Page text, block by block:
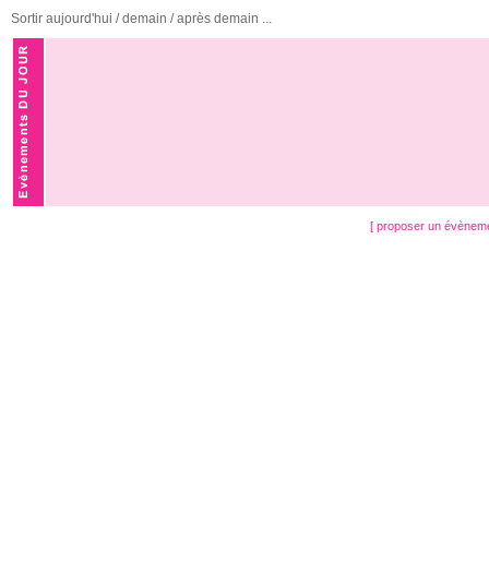
Sortir aujourd'hui / demain / après demain ...
[ proposer un